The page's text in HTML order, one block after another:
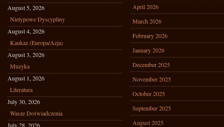
August 5, 2026
Nietypowe Dyscypliny
August 4, 2026
Kaukaz (Europa/Azja)
August 3, 2026
Muzyka
August 1, 2026
Literatura
July 30, 2026
Wasze Doświadczenia
July 28, 2026
April 2026
March 2026
February 2026
January 2026
December 2025
November 2025
October 2025
September 2025
August 2025